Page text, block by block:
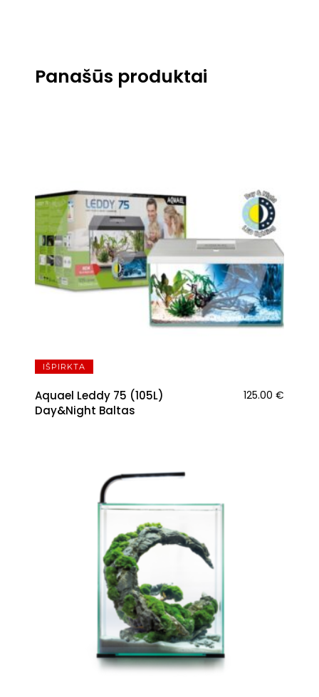
Panašūs produktai
IŠPIRKTA
Aquael Leddy 75 (105L)
Day&Night Baltas
125.00 €